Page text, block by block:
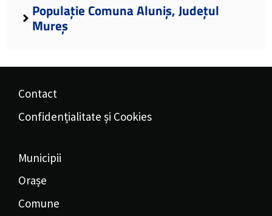
Populație Comuna Aluniș, Județul
Mureș
Contact
Confidențialitate și Cookies
Municipii
Orașe
Comune